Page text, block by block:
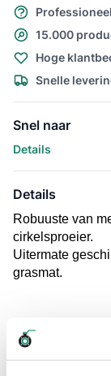
15.000
Hoge
Snelle
Snel naar
Details
Details
Robuuste van
cirkelsproeier.
Uitermate
grasmat.